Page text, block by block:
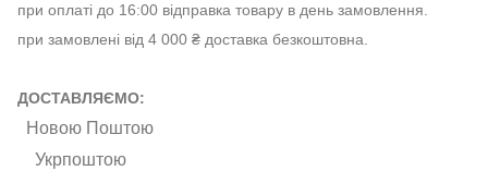
при оплаті до 16:00 відправка товару в день замовлення.
при замовлені від 4 000 ₴ доставка безкоштовна.
ДОСТАВЛЯЄМО:
Новою Поштою
Укрпоштою